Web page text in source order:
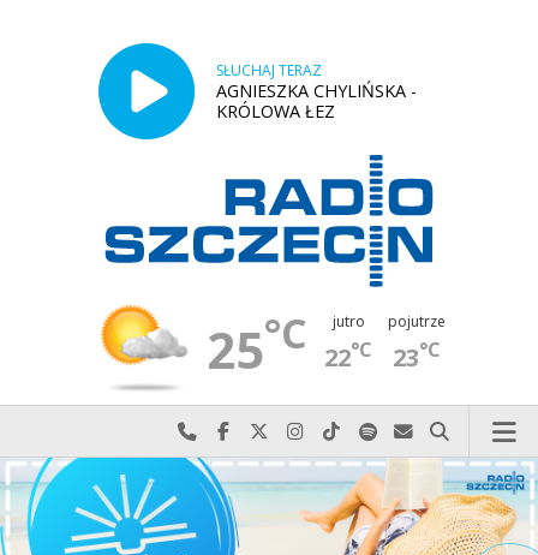
SŁUCHAJ TERAZ
AGNIESZKA CHYLIŃSKA -
KRÓLOWA ŁEZ
25°C jutro
22°C
pojutrze
23°C
Najlepiej po prostu do nas zadzwoń
Odwiedź nas na Facebook-u
Odwiedź nas na X
Odwiedź nas na Instagram-ie
Odwiedź nas na TikTok-u
Szukaj nas na Spotify
Wyślij do nas
Szukaj